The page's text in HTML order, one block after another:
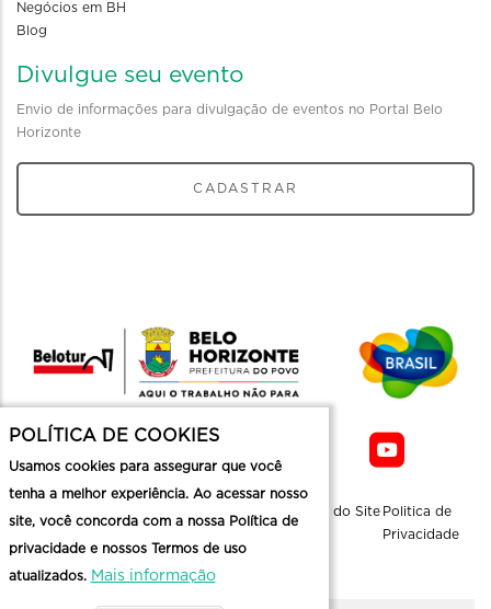
Negócios em BH
Blog
Divulgue seu evento
Envio de informações para divulgação de eventos no Portal Belo
Horizonte
CADASTRAR
Mapa do Site Politica de
Privacidade
POLÍTICA DE COOKIES
Usamos cookies para assegurar que você
tenha a melhor experiência. Ao acessar nosso
site, você concorda com a nossa Política de
privacidade e nossos Termos de uso
atualizados. Mais informação